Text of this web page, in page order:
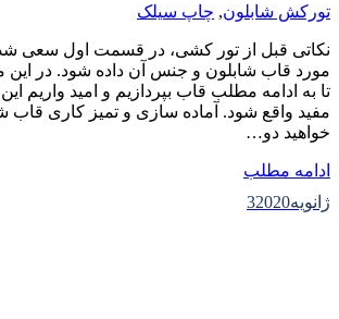
تورکش شابلون, چاپ سیلک
نکاتی قبل از تور کشی، در قسمت اول سعی شد
مورد قاب شابلون و جنس آن داده شود. در این
تا به ادامه مطلب قاب بپردازیم و امید واریم
مفید واقع شود. آماده سازی و تمیز کاری قاب
خواهید دو…
ادامه مطلب
ژانویه
32020